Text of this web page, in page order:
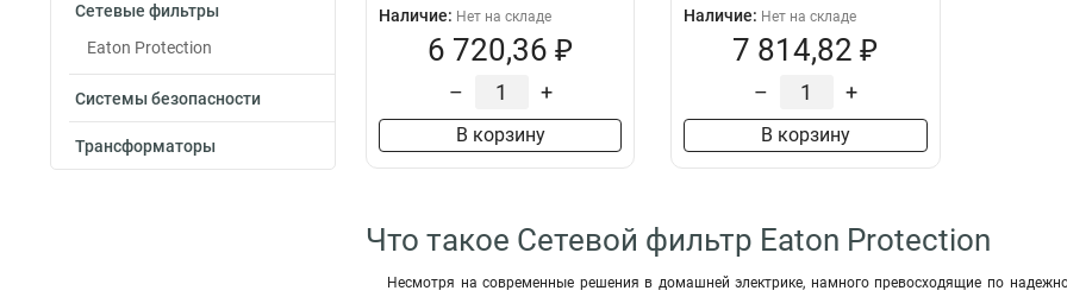
Сетевые фильтры
Eaton Protection
Системы безопасности
Трансформаторы
Наличие: Нет на складе
6 720,36 ₽
– +
В корзину
Наличие: Нет на складе
7 814,82 ₽
– +
В корзину
Что такое Сетевой фильтр Eaton Protection
Несмотря на современные решения в домашней электрике, намного превосходящие по